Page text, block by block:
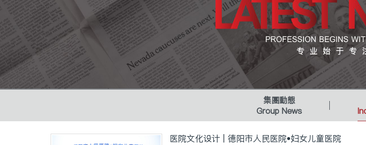
集團動態
Group News
医院文化设计 | 德阳市人民医院•妇女儿童医院